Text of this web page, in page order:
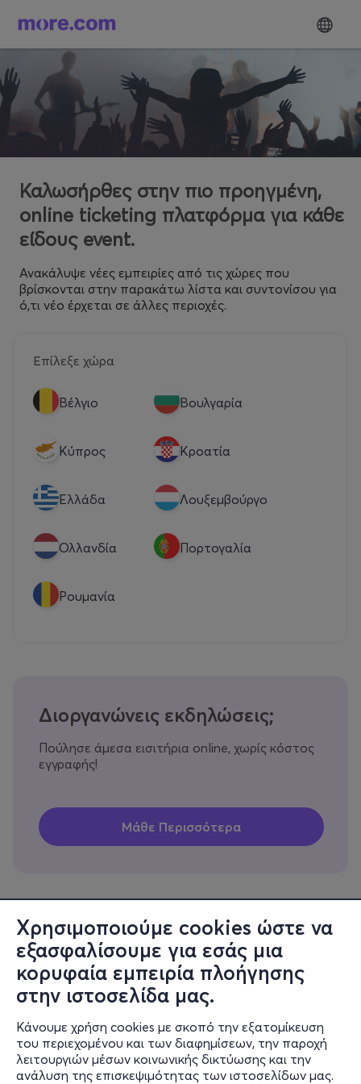
Χρησιμοποιούμε cookies ώστε να
εξασφαλίσουμε για εσάς μια
κορυφαία εμπειρία πλοήγησης
στην ιστοσελίδα μας.
Κάνουμε χρήση cookies με σκοπό την εξατομίκευση
του περιεχομένου και των διαφημίσεων, την παροχή
λειτουργιών μέσων κοινωνικής δικτύωσης και την
ανάλυση της επισκεψιμότητας των ιστοσελίδων μας.
Καλωσήρθες στην πιο προηγμένη,
online ticketing πλατφόρμα για κάθε
είδους event.
Ανακάλυψε νέες εμπειρίες από τις χώρες που
βρίσκονται στην παρακάτω λίστα και συντονίσου για
ό,τι νέο έρχεται σε άλλες περιοχές.
Επίλεξε χώρα
Βέλγιο Βουλγαρία
Κύπρος Κροατία
Eλλάδα Λουξεμβούργο
Ολλανδία Πορτογαλία
Ρουμανία
Διοργανώνεις εκδηλώσεις;
Πούλησε άμεσα εισιτήρια online, χωρίς κόστος
εγγραφής!
Πληροφορίες
Υποστήριξη
Stay Connected